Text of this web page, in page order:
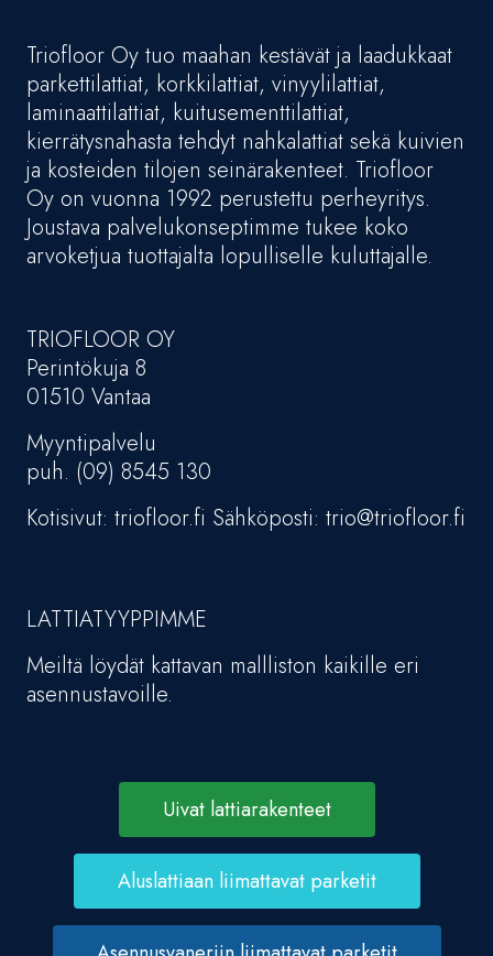
Triofloor Oy tuo maahan kestävät ja laadukkaat
parkettilattiat, korkkilattiat, vinyylilattiat,
laminaattilattiat, kuitusementtilattiat,
kierrätysnahasta tehdyt nahkalattiat sekä kuivien
ja kosteiden tilojen seinärakenteet. Triofloor
Oy on vuonna 1992 perustettu perheyritys.
Joustava palvelukonseptimme tukee koko
arvoketjua tuottajalta lopulliselle kuluttajalle.
TRIOFLOOR OY
Perintökuja 8
01510 Vantaa
Myyntipalvelu
puh. (09) 8545 130
Kotisivut: triofloor.fi Sähköposti: trio@triofloor.fi
LATTIATYYPPIMME
Meiltä löydät kattavan mallliston kaikille eri
asennustavoille.
Uivat lattiarakenteet
Aluslattiaan liimattavat parketit